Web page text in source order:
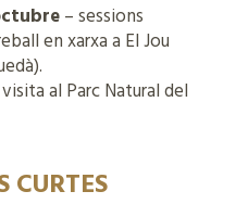
– sessions
en xarxa a El Jou
al Parc Natural del
CURTES